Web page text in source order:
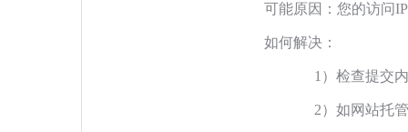
可能原因：您的访问
如何解决：
1）检查提交
2）如网站托